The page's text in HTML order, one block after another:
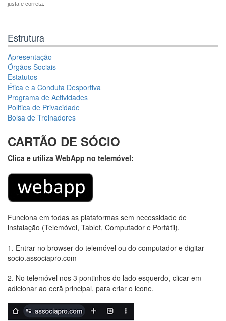
justa e correta.
Estrutura
Apresentação
Órgãos Sociais
Estatutos
Ética e a Conduta Desportiva
Programa de Actividades
Politica de Privacidade
Bolsa de Treinadores
CARTÃO DE SÓCIO
Clica e utiliza WebApp no telemóvel:
Funciona em todas as plataformas sem necessidade de
instalação (Telemóvel, Tablet, Computador e Portátil).
1. Entrar no browser do telemóvel ou do computador e digitar
socio.associapro.com
2. No telemóvel nos 3 pontinhos do lado esquerdo, clicar em
adicionar ao ecrã principal, para criar o icone.